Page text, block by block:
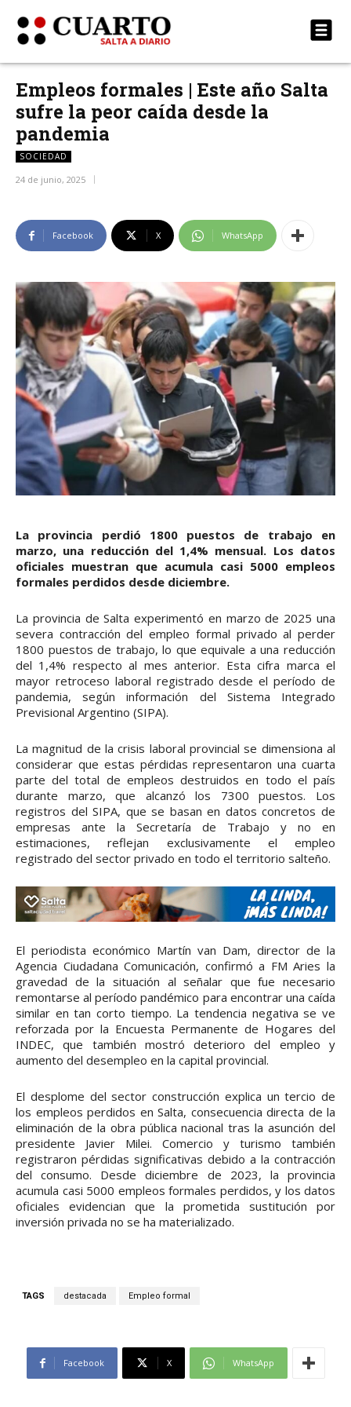
Empleos formales | Este año Salta
sufre la peor caída desde la
pandemia
SOCIEDAD
24 de junio, 2025
Facebook X WhatsApp
La provincia perdió 1800 puestos de trabajo en
marzo, una reducción del 1,4% mensual. Los datos
oficiales muestran que acumula casi 5000 empleos
formales perdidos desde diciembre.
La provincia de Salta experimentó en marzo de 2025 una
severa contracción del empleo formal privado al perder
1800 puestos de trabajo, lo que equivale a una reducción
del 1,4% respecto al mes anterior. Esta cifra marca el
mayor retroceso laboral registrado desde el período de
pandemia, según información del Sistema Integrado
Previsional Argentino (SIPA).
La magnitud de la crisis laboral provincial se dimensiona al
considerar que estas pérdidas representaron una cuarta
parte del total de empleos destruidos en todo el país
durante marzo, que alcanzó los 7300 puestos. Los
registros del SIPA, que se basan en datos concretos de
empresas ante la Secretaría de Trabajo y no en
estimaciones, reflejan exclusivamente el empleo
registrado del sector privado en todo el territorio salteño.
El periodista económico Martín van Dam, director de la
Agencia Ciudadana Comunicación, confirmó a FM Aries la
gravedad de la situación al señalar que fue necesario
remontarse al período pandémico para encontrar una caída
similar en tan corto tiempo. La tendencia negativa se ve
reforzada por la Encuesta Permanente de Hogares del
INDEC, que también mostró deterioro del empleo y
aumento del desempleo en la capital provincial.
El desplome del sector construcción explica un tercio de
los empleos perdidos en Salta, consecuencia directa de la
eliminación de la obra pública nacional tras la asunción del
presidente Javier Milei. Comercio y turismo también
registraron pérdidas significativas debido a la contracción
del consumo. Desde diciembre de 2023, la provincia
acumula casi 5000 empleos formales perdidos, y los datos
oficiales evidencian que la prometida sustitución por
inversión privada no se ha materializado.
TAGS destacada Empleo formal
Facebook X WhatsApp